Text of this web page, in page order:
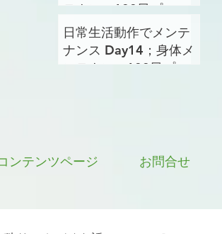
テナンス100日プロジ
ェクト
日常生活動作でメンテ
ナンス Day14；身体メ
ンテナンス100日プロ
ンテンツページ お問合せ